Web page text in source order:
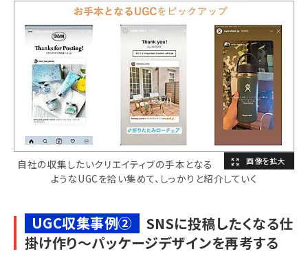
自社の収集したいクリエイティブの手本となる
ようなUGCを拾い集めて、しっかりと紹介していく
UGC収集事例②
SNSに投稿したくなる仕
掛け作り～パッケージデザインを再考する